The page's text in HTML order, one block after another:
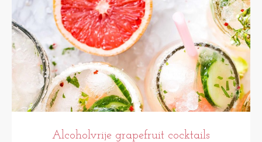
Alcoholvrije grapefruit cocktails